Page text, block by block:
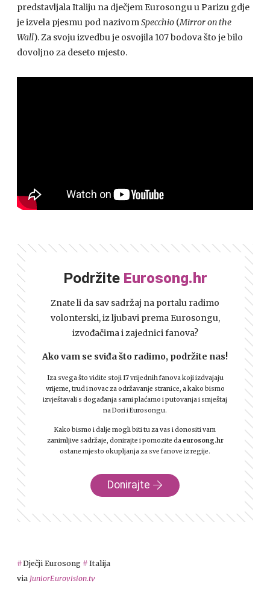
predstavljala Italiju na dječjem Eurosongu u Parizu gdje
je izvela pjesmu pod nazivomSpecchio (Mirror on the
Wall). Za svoju izvedbu je osvojila 107 bodova što je bilo
dovoljno za deseto mjesto.
Podržite Eurosong.hr
Znate li da sav sadržaj na portalu radimo
volonterski, iz ljubavi prema Eurosongu,
izvođačima i zajednici fanova?
Ako vam se sviđa što radimo, podržite nas!
Iza svega što vidite stoji 17 vrijednih fanova koji izdvajaju
vrijeme, trud i novac za održavanje stranice, a kako bismo
izvještavali s događanja sami plaćamo i putovanja i smještaj
na Dori i Eurosongu.
Kako bismo i dalje mogli biti tu za vas i donositi vam
zanimljive sadržaje, donirajte i pomozite da eurosong.hr
ostane mjesto okupljanja za sve fanove iz regije.
Donirajte
Dječji Eurosong
Italija
via JuniorEurovision.tv